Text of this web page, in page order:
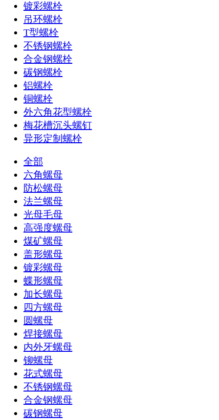
镀彩螺栓
吊环螺栓
T型螺栓
不锈钢螺栓
合金钢螺栓
碳钢螺栓
铝螺栓
铜螺栓
外六角花型螺栓
梅花槽沉头螺钉
异形定制螺栓
全部
六角螺母
防松螺母
法兰螺母
光母毛母
高强度螺母
煤矿螺母
盖形螺母
镀彩螺母
蝶形螺母
加长螺母
四方螺母
圆螺母
焊接螺母
内外牙螺母
铆螺母
花式螺母
不锈钢螺母
合金钢螺母
碳钢螺母